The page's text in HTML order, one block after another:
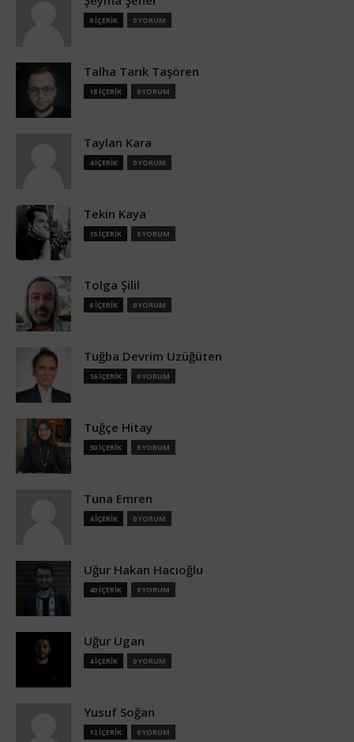
6 İÇERİK 0 YORUM
Talha Tarık Taşören
18 İÇERİK 0 YORUM
Taylan Kara
4 İÇERİK 0 YORUM
Tekin Kaya
15 İÇERİK 0 YORUM
Tolga Şilil
6 İÇERİK 0 YORUM
Tuğba Devrim Uzüğüten
16 İÇERİK 0 YORUM
Tuğçe Hitay
30 İÇERİK 0 YORUM
Tuna Emren
4 İÇERİK 0 YORUM
Uğur Hakan Hacıoğlu
40 İÇERİK 0 YORUM
Uğur Ugan
4 İÇERİK 0 YORUM
Yusuf Soğan
12 İÇERİK 0 YORUM